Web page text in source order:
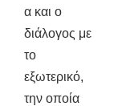
α και ο
διάλογος με
το
εξωτερικό,
την οποία